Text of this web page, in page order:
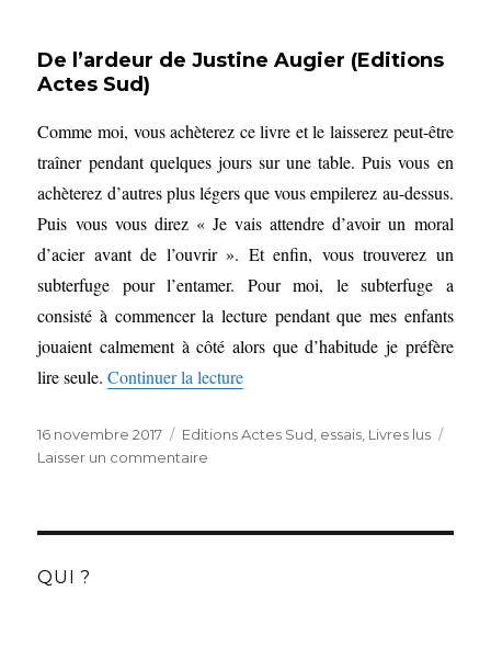
lune
Tunström
traduit
Marc
de
Gouvenain
Lena
Grumbach
(Editions
Sud)
De l’ardeur de Justine Augier (Editions
Actes Sud)
Comme moi, vous achèterez ce livre et le laisserez peut-être
traîner pendant quelques jours sur une table. Puis vous en
achèterez d’autres plus légers que vous empilerez au-dessus.
Puis vous vous direz « Je vais attendre d’avoir un moral
d’acier avant de l’ouvrir ». Et enfin, vous trouverez un
subterfuge pour l’entamer. Pour moi, le subterfuge a
consisté à commencer la lecture pendant que mes enfants
jouaient calmement à côté alors que d’habitude je préfère
lire seule.Continuer la lecturede « De l’ardeur de Justine
Publié
le
16 novembre 2017 Catégories
Editions Actes Sud essais Livres lus
Laisser un commentaire
QUI ?